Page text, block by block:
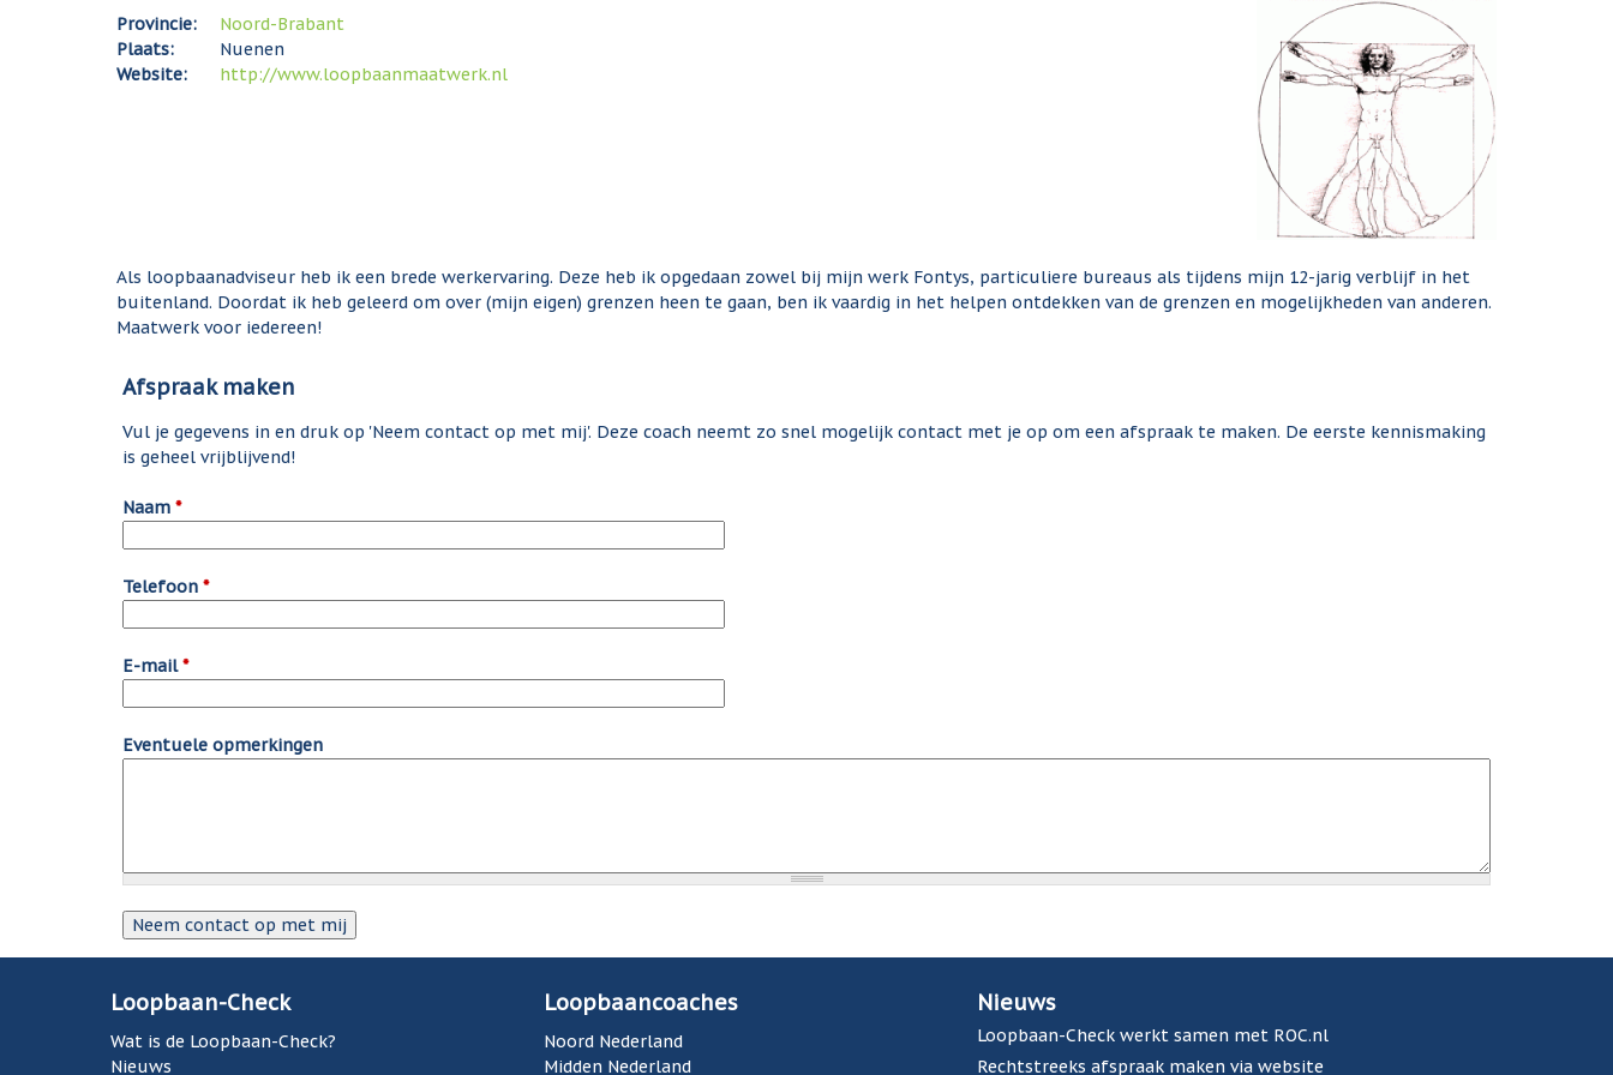
Provincie:
Noord-Brabant
Plaats:
Nuenen
Website:
http://www.loopbaanmaatwerk.nl
Als loopbaanadviseur heb ik een brede werkervaring. Deze heb ik opgedaan zowel bij mijn werk Fontys, particuliere bureaus als tijdens mijn 12-jarig verblijf in het
buitenland. Doordat ik heb geleerd om over (mijn eigen) grenzen heen te gaan, ben ik vaardig in het helpen ontdekken van de grenzen en mogelijkheden van anderen.
Maatwerk voor iedereen!
Afspraak maken
Vul je gegevens in en druk op 'Neem contact op met mij'. Deze coach neemt zo snel mogelijk contact met je op om een afspraak te maken. De eerste kennismaking
is geheel vrijblijvend!
Naam*
Telefoon*
E-mail*
Eventuele opmerkingen
Loopbaan-Check
Wat is de Loopbaan-Check?
Nieuws
Loopbaancoaches
Noord Nederland
Midden Nederland
Nieuws
Loopbaan-Check werkt samen met ROC.nl
Rechtstreeks afspraak maken via website